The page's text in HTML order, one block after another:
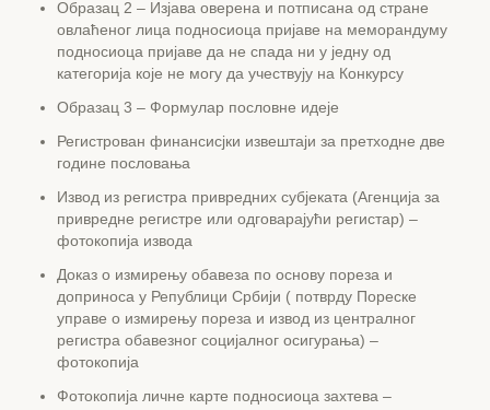
Образац 2 – Изјава оверена и потписана од стране
овлаћеног лица подносиоца пријаве на меморандуму
подносиоца пријаве да не спада ни у једну од
категорија које не могу да учествују на Конкурсу
Образац 3 – Формулар пословне идеје
Регистрован финансисјки извештаји за претходне две
године пословања
Извод из регистра привредних субјеката (Агенција за
привредне регистре или одговарајући регистар) –
фотокопија извода
Доказ о измирењу обавеза по основу пореза и
доприноса у Републици Србији ( потврду Пореске
управе о измирењу пореза и извод из централног
регистра обавезног социјалног осигурања) –
фотокопија
Фотокопија личне карте подносиоца захтева –